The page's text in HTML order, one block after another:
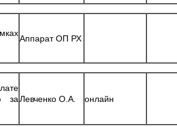
Аппарат ОП РХ
заЛевченко О.А. онлайн